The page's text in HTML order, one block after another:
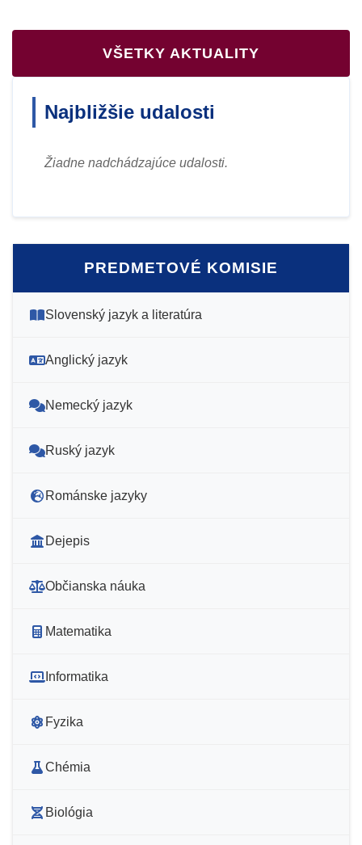
VŠETKY AKTUALITY
Najbližšie udalosti
Žiadne nadchádzajúce udalosti.
PREDMETOVÉ KOMISIE
Slovenský jazyk a literatúra
Anglický jazyk
Nemecký jazyk
Ruský jazyk
Románske jazyky
Dejepis
Občianska náuka
Matematika
Informatika
Fyzika
Chémia
Biológia